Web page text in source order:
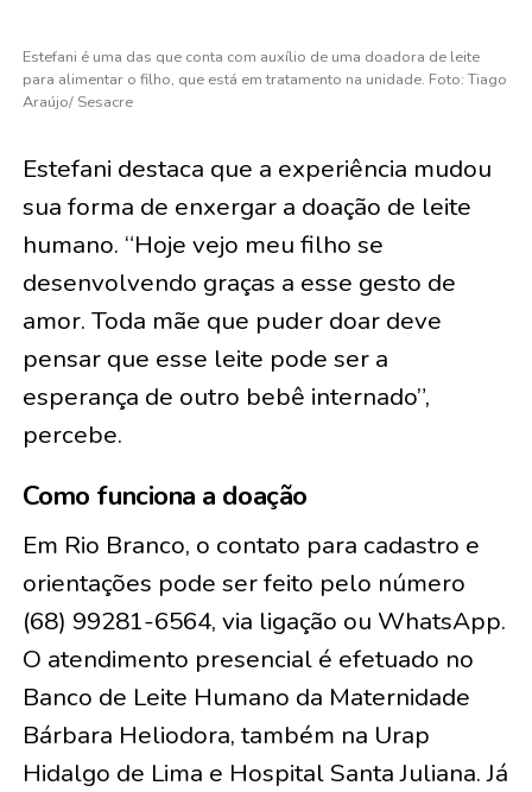
Estefani é uma das que conta com auxílio de uma doadora de leite
para alimentar o filho, que está em tratamento na unidade. Foto: Tiago
Araújo/ Sesacre
Estefani destaca que a experiência mudou
sua forma de enxergar a doação de leite
humano. “Hoje vejo meu filho se
desenvolvendo graças a esse gesto de
amor. Toda mãe que puder doar deve
pensar que esse leite pode ser a
esperança de outro bebê internado”,
percebe.
Como funciona a doação
Em Rio Branco, o contato para cadastro e
orientações pode ser feito pelo número
(68) 99281-6564, via ligação ou WhatsApp.
O atendimento presencial é efetuado no
Banco de Leite Humano da Maternidade
Bárbara Heliodora, também na Urap
Hidalgo de Lima e Hospital Santa Juliana. Já